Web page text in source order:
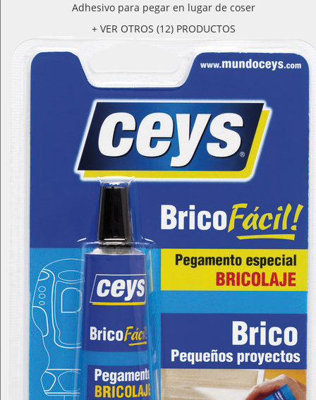
Adhesivo para pegar en lugar de coser
+ VER OTROS (12) PRODUCTOS